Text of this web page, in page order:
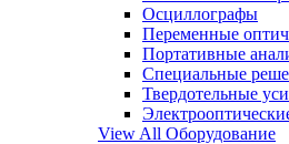
Осциллографы
Переменные
Портативные
Специальные
Твердотельные
View All Оборудование